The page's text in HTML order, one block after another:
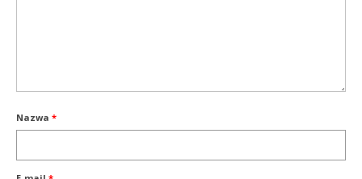
Nazwa *